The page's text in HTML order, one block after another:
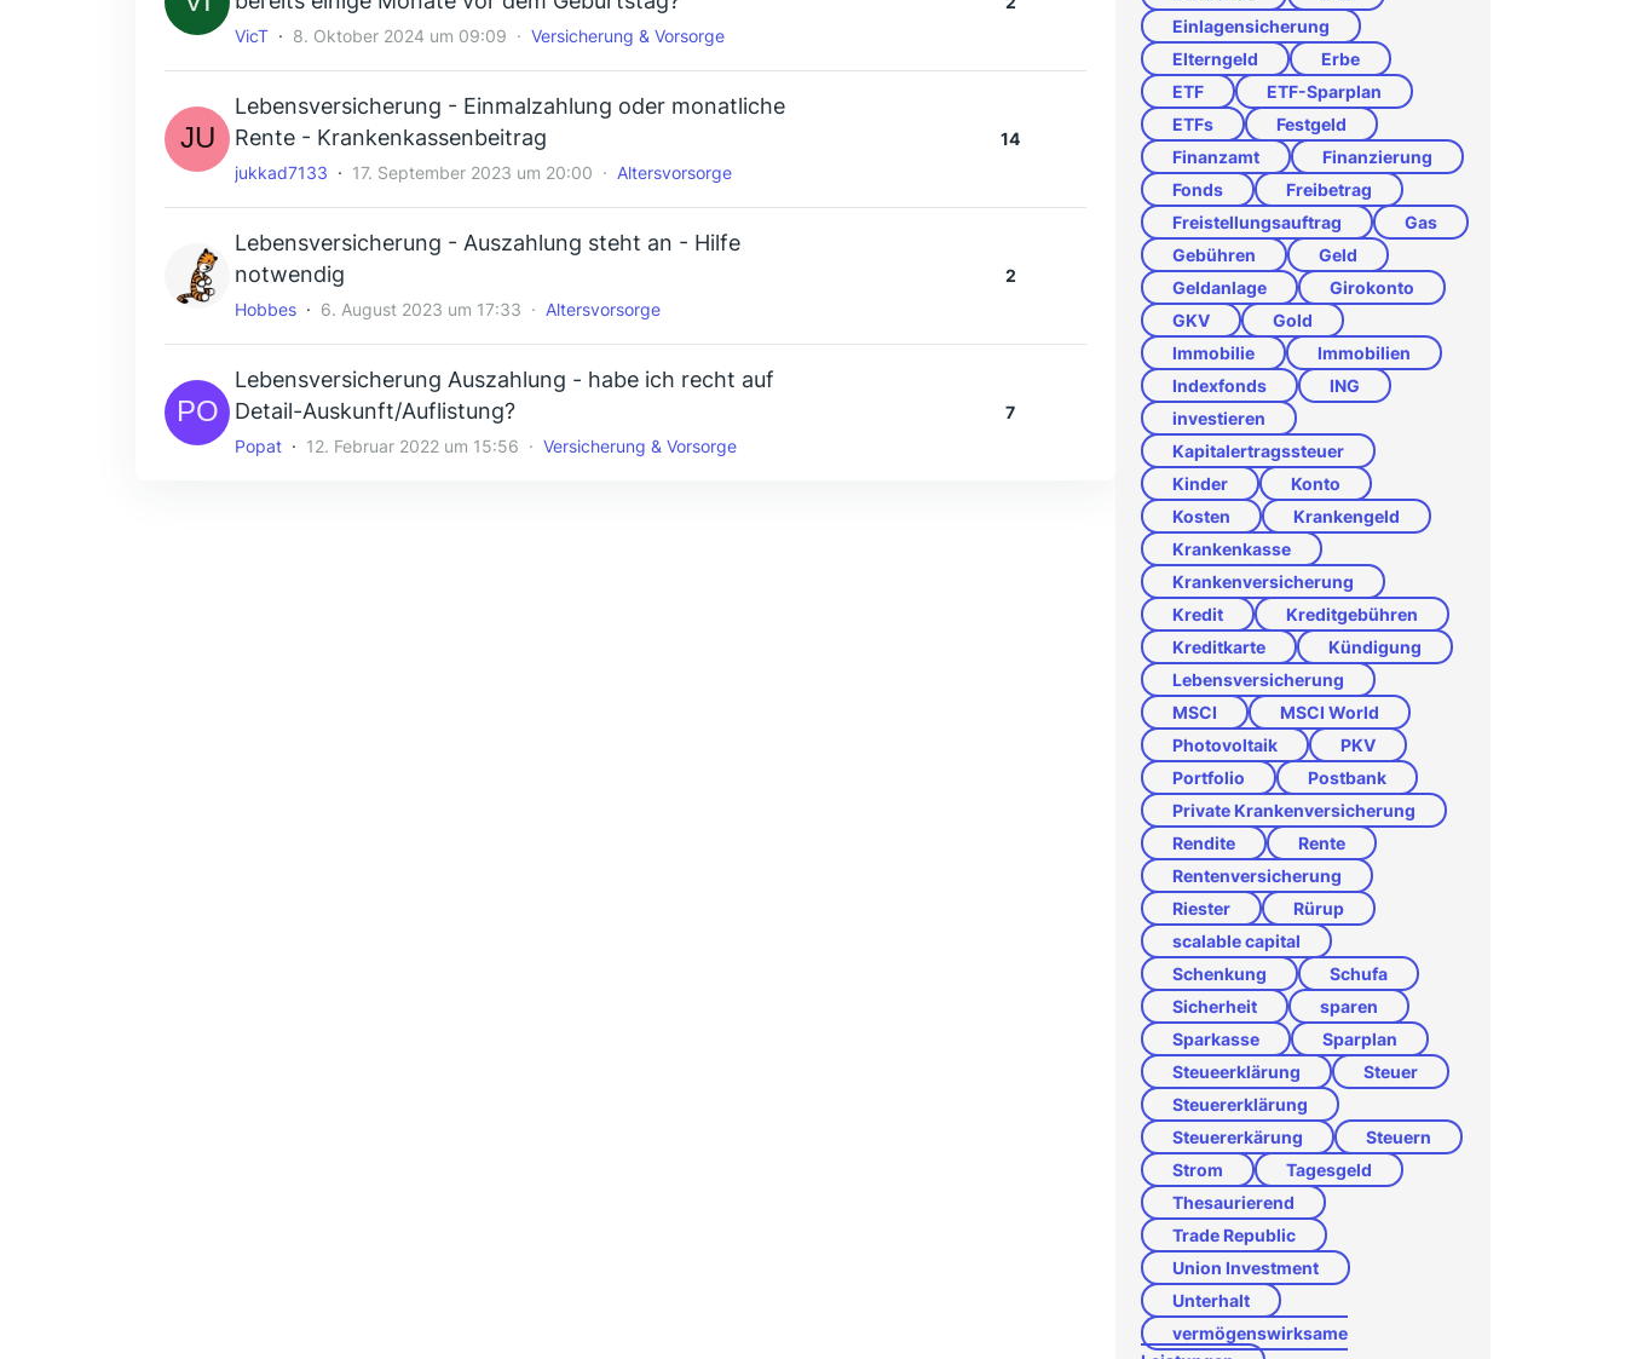
VicT 8. Oktober 2024 um 09:09 Versicherung & Vorsorge
Lebensversicherung - Einmalzahlung oder monatliche
Rente - Krankenkassenbeitrag
jukkad7133 17. September 2023 um 20:00 Altersvorsorge
14
Lebensversicherung - Auszahlung steht an - Hilfe
notwendig
Hobbes 6. August 2023 um 17:33 Altersvorsorge
2
Lebensversicherung Auszahlung - habe ich recht auf
Detail-Auskunft/Auflistung?
Popat 12. Februar 2022 um 15:56 Versicherung & Vorsorge
7
Einlagensicherung
Elterngeld
Erbe
ETF
ETF-Sparplan
ETFs
Festgeld
Finanzamt
Finanzierung
Fonds
Freibetrag
Freistellungsauftrag
Gas
Gebühren
Geld
Geldanlage
Girokonto
GKV
Gold
Immobilie
Immobilien
Indexfonds
ING
investieren
Kapitalertragssteuer
Kinder
Konto
Kosten
Krankengeld
Krankenkasse
Krankenversicherung
Kredit
Kreditgebühren
Kreditkarte
Kündigung
Lebensversicherung
MSCI
MSCI World
Photovoltaik
PKV
Portfolio
Postbank
Private Krankenversicherung
Rendite
Rente
Rentenversicherung
Riester
Rürup
scalable capital
Schenkung
Schufa
Sicherheit
sparen
Sparkasse
Sparplan
Steueerklärung
Steuer
Steuererklärung
Steuererkärung
Steuern
Strom
Tagesgeld
Thesaurierend
Trade Republic
Union Investment
Unterhalt
vermögenswirksame